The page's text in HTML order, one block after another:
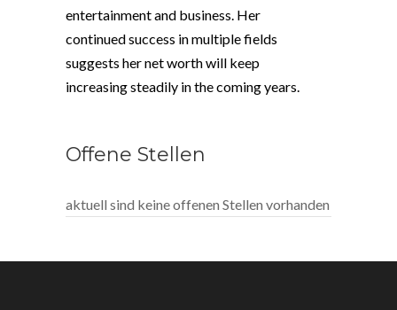
entertainment and business. Her
continued success in multiple fields
suggests her net worth will keep
increasing steadily in the coming years.
Offene Stellen
aktuell sind keine offenen Stellen vorhanden